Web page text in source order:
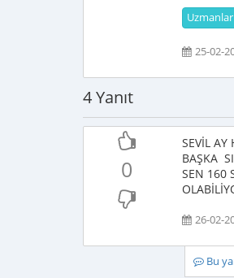
Uzmanlar
25-02-
4 Yanıt
0
SEVİL AY
BAŞKA
SEN 160
26-02-
Bu